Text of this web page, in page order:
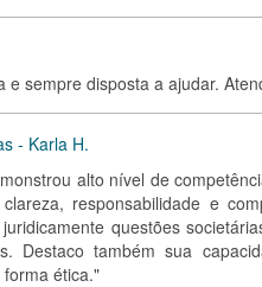
sempre disposta a ajudar.
- Karla H.
alto nível de
responsabilidade e
questões
Destaco também sua
ética."